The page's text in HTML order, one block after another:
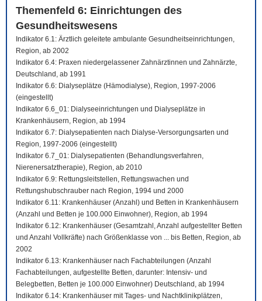
Themenfeld 6: Einrichtungen des
Gesundheitswesens
Indikator 6.1: Ärztlich geleitete ambulante Gesundheitseinrichtungen,
Region, ab 2002
Indikator 6.4: Praxen niedergelassener Zahnärztinnen und Zahnärzte,
Deutschland, ab 1991
Indikator 6.6: Dialyseplätze (Hämodialyse), Region, 1997-2006
(eingestellt)
Indikator 6.6_01: Dialyseeinrichtungen und Dialyseplätze in
Krankenhäusern, Region, ab 1994
Indikator 6.7: Dialysepatienten nach Dialyse-Versorgungsarten und
Region, 1997-2006 (eingestellt)
Indikator 6.7_01: Dialysepatienten (Behandlungsverfahren,
Nierenersatztherapie), Region, ab 2010
Indikator 6.9: Rettungsleitstellen, Rettungswachen und
Rettungshubschrauber nach Region, 1994 und 2000
Indikator 6.11: Krankenhäuser (Anzahl) und Betten in Krankenhäusern
(Anzahl und Betten je 100.000 Einwohner), Region, ab 1994
Indikator 6.12: Krankenhäuser (Gesamtzahl, Anzahl aufgestellter Betten
und Anzahl Vollkräfte) nach Größenklasse von ... bis Betten, Region, ab
2002
Indikator 6.13: Krankenhäuser nach Fachabteilungen (Anzahl
Fachabteilungen, aufgestellte Betten, darunter: Intensiv- und
Belegbetten, Betten je 100.000 Einwohner) Deutschland, ab 1994
Indikator 6.14: Krankenhäuser mit Tages- und Nachtklinikplätzen,